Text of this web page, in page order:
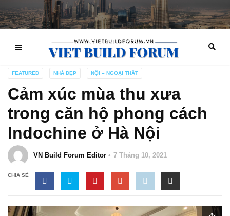
FEATURED NHÀ ĐẸP NỘI – NGOẠI THẤT
Cảm xúc mùa thu xưa
trong căn hộ phong cách
Indochine ở Hà Nội
VN Build Forum Editor 7 Tháng 10, 2021
CHIA SẺ